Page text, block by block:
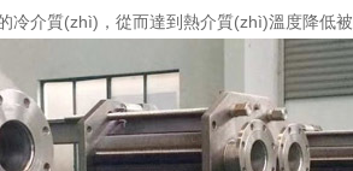
介質(zhì)，從而達到熱介質(zhì)溫度降低被冷